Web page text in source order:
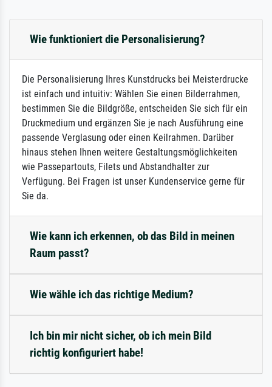
Wie funktioniert die Personalisierung?
Die Personalisierung Ihres Kunstdrucks bei Meisterdrucke
ist einfach und intuitiv: Wählen Sie einen Bilderrahmen,
bestimmen Sie die Bildgröße, entscheiden Sie sich für ein
Druckmedium und ergänzen Sie je nach Ausführung eine
passende Verglasung oder einen Keilrahmen. Darüber
hinaus stehen Ihnen weitere Gestaltungsmöglichkeiten
wie Passepartouts, Filets und Abstandhalter zur
Verfügung. Bei Fragen ist unser Kundenservice gerne für
Sie da.
Wie kann ich erkennen, ob das Bild in meinen
Raum passt?
Wie wähle ich das richtige Medium?
Ich bin mir nicht sicher, ob ich mein Bild
richtig konfiguriert habe!